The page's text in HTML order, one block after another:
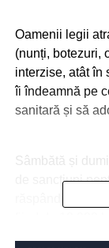
Oamenii legii
(nunți, botezuri,
interzise, atât în
îi îndeamnă pe
sanitară și să
Sâmbătă și
de sancțiuni
răspândirii
comerciale și